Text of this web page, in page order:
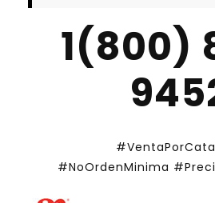
1(800)
#NoOrdenMinima